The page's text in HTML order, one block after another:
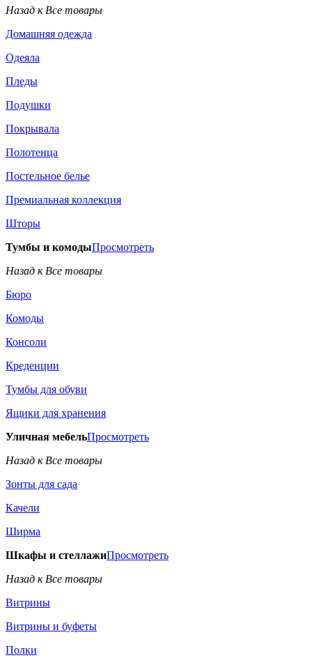
Назад к Все товары
Домашняя одежда
Одеяла
Пледы
Подушки
Покрывала
Полотенца
Постельное белье
Премиальная коллекция
Шторы
Тумбы и комодыПросмотреть
Назад к Все товары
Бюро
Комоды
Консоли
Креденции
Тумбы для обуви
Ящики для хранения
Уличная мебельПросмотреть
Назад к Все товары
Зонты для сада
Качели
Ширма
Шкафы и стеллажиПросмотреть
Назад к Все товары
Витрины
Витрины и буфеты
Полки